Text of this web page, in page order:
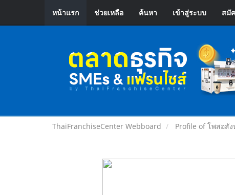
หน้าแรก ช่วยเหลือ ค้นหา เข้าสู่ระบบ สมั
ThaiFranchiseCenter Webboard Profile of โพสอสัง